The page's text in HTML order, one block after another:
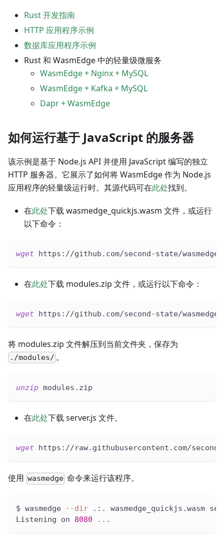
Rust 开发指南
HTTP 应用程序示例
数据库应用程序示例
Rust 和 WasmEdge 中的轻量级微服务
WasmEdge + Nginx + MySQL
WasmEdge + Kafka + MySQL
Dapr + WasmEdge
如何运行基于 JavaScript 的服务器
该示例是基于 Node.js API 并使用 JavaScript 编写的独立
HTTP 服务器。它展示了如何将 WasmEdge 作为 Node.js
应用程序的轻量级运行时。其源代码可在此处找到。
在此处下载 wasmedge_quickjs.wasm 文件，或运行
以下命令：
wget https://github.com/second-state/
在此处下载 modules.zip 文件，或运行以下命令：
wget https://github.com/second-state/
将 modules.zip 文件解压到当前文件夹，保存为
./modules/ 。
unzip modules.zip
在此处下载 server.js 文件。
wget https://raw.githubusercontent.com/
使用 wasmedge 命令来运行该程序。
$ wasmedge --dir .:. wasmedge_quickjs.wasm
Listening on 8080 .. .